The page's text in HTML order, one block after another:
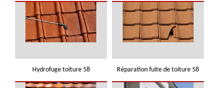
Hydrofuge toiture 58 Réparation fuite de toiture 58